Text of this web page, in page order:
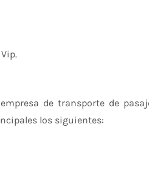
de transporte de
los siguientes: